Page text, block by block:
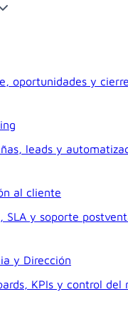
oportunidades y
leads y
al cliente
SLA y soporte
y Dirección
KPIs y control del